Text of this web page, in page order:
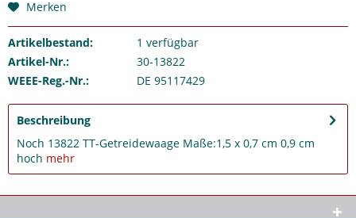
Merken
Artikelbestand: 1 verfügbar
Artikel-Nr.:
30-13822
WEEE-Reg.-Nr.:
DE 95117429
Beschreibung
Noch 13822 TT-Getreidewaage Maße:1,5 x 0,7 cm 0,9 cm
hoch mehr